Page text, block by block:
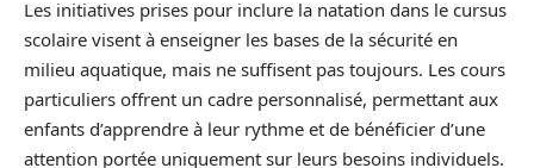
Les initiatives prises pour inclure la natation dans le cursus
scolaire visent à enseigner les bases de la sécurité en
milieu aquatique, mais ne suffisent pas toujours. Les cours
particuliers offrent un cadre personnalisé, permettant aux
enfants d’apprendre à leur rythme et de bénéficier d’une
attention portée uniquement sur leurs besoins individuels.